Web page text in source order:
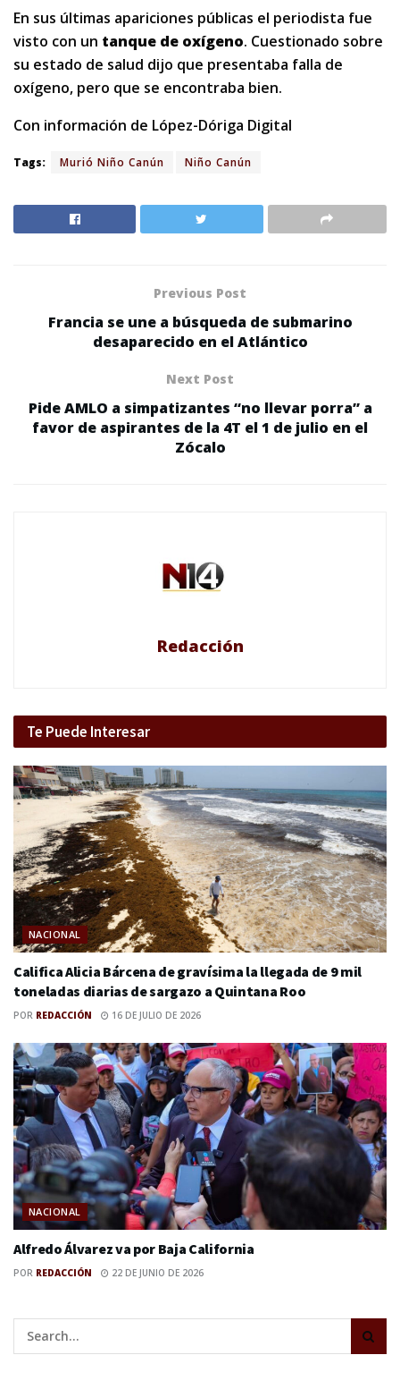
En sus últimas apariciones públicas el periodista fue
visto con un tanque de oxígeno. Cuestionado sobre
su estado de salud dijo que presentaba falla de
oxígeno, pero que se encontraba bien.
Con información de López-Dóriga Digital
Tags: Murió Niño Canún Niño Canún
Previous Post
Francia se une a búsqueda de submarino
desaparecido en el Atlántico
Next Post
Pide AMLO a simpatizantes “no llevar porra” a
favor de aspirantes de la 4T el 1 de julio en el
Zócalo
Redacción
Te Puede Interesar
NACIONAL
Califica Alicia Bárcena de gravísima la llegada de 9 mil
toneladas diarias de sargazo a Quintana Roo
POR REDACCIÓN 16 DE JULIO DE 2026
NACIONAL
Alfredo Álvarez va por Baja California
POR REDACCIÓN 22 DE JUNIO DE 2026